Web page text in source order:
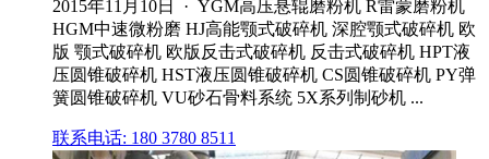
2015年11月10日 · YGM高压悬辊磨粉机 R雷蒙磨粉机
HGM中速微粉磨 HJ高能颚式破碎机 深腔颚式破碎机 欧
版 颚式破碎机 欧版反击式破碎机 反击式破碎机 HPT液
压圆锥破碎机 HST液压圆锥破碎机 CS圆锥破碎机 PY弹
簧圆锥破碎机 VU砂石骨料系统 5X系列制砂机 ...
联系电话: 180 3780 8511